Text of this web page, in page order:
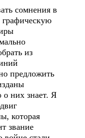
сомнения в
из
предложить
о них знает. Я
которая
звание